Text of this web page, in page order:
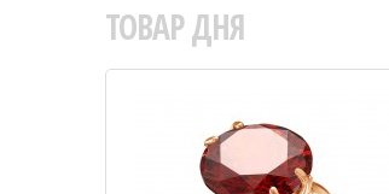
ТОВАРДНЯ